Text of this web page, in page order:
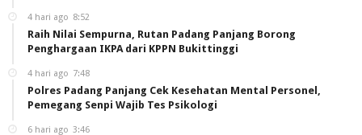
4 hari ago 8:52
Raih Nilai Sempurna, Rutan Padang Panjang Borong
Penghargaan IKPA dari KPPN Bukittinggi
4 hari ago 7:48
Polres Padang Panjang Cek Kesehatan Mental Personel,
Pemegang Senpi Wajib Tes Psikologi
6 hari ago 3:46